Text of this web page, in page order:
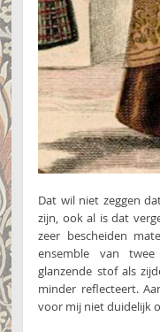
Dat wil niet zeggen
zijn, ook al is dat
zeer bescheiden
ensemble van
glanzende stof als
minder reflecteert.
voor mij niet duidelijk